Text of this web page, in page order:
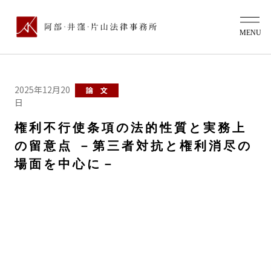
2025年12月20
日
論 文
権利不行使条項の法的性質と実務上
の留意点 －第三者対抗と権利消尽の
場面を中心に－